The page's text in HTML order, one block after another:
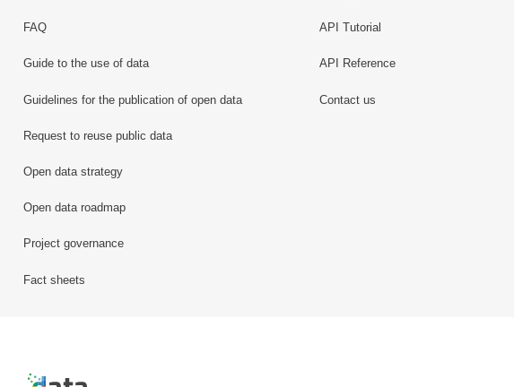
FAQ
Guide to the use of data
Guidelines for the publication of open data
Request to reuse public data
Open data strategy
Open data roadmap
Project governance
Fact sheets
API Tutorial
API Reference
Contact us
Retour à l'accueil de data.public.lu